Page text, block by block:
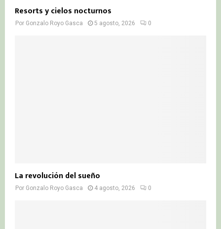
Resorts y cielos nocturnos
Por Gonzalo Royo Gasca 5 agosto, 2026 0
La revolución del sueño
Por Gonzalo Royo Gasca 4 agosto, 2026 0